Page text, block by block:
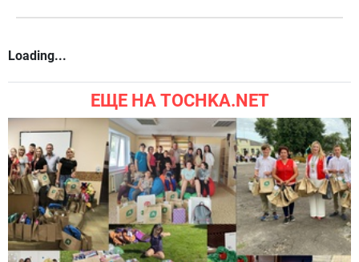
Loading...
ЕЩЕ НА TOCHKA.NET